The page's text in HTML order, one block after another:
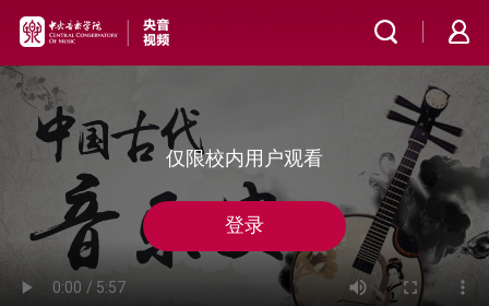
仅限校内用户观看
登录